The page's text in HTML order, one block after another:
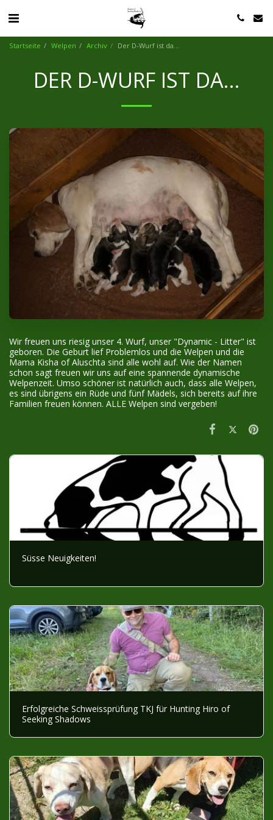
Startseite Welpen Archiv Der D-Wurf ist da...
DER D-WURF IST DA...
Wir freuen uns riesig unser 4. Wurf, unser "Dynamic - Litter" ist
geboren. Die Geburt lief Problemlos und die Welpen und die
Mama Kisha of Aluschta sind alle wohl auf. Wie der Namen
schon sagt freuen wir uns auf eine spannende dynamische
Welpenzeit. Umso schöner ist natürlich auch, dass alle Welpen,
es sind übrigens ein Rüde und fünf Mädels, sich bereits auf ihre
Familien freuen können. ALLE Welpen sind vergeben!
Süsse Neuigkeiten!
Erfolgreiche Schweissprüfung TKJ für Hunting Hiro of
Seeking Shadows